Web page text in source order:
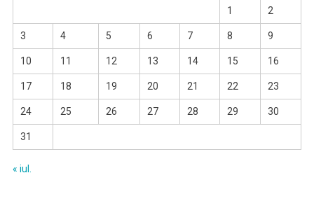
1 2
3 4 5 6 7 8 9
10 11 12 13 14 15 16
17 18 19 20 21 22 23
24 25 26 27 28 29 30
31
« iul.